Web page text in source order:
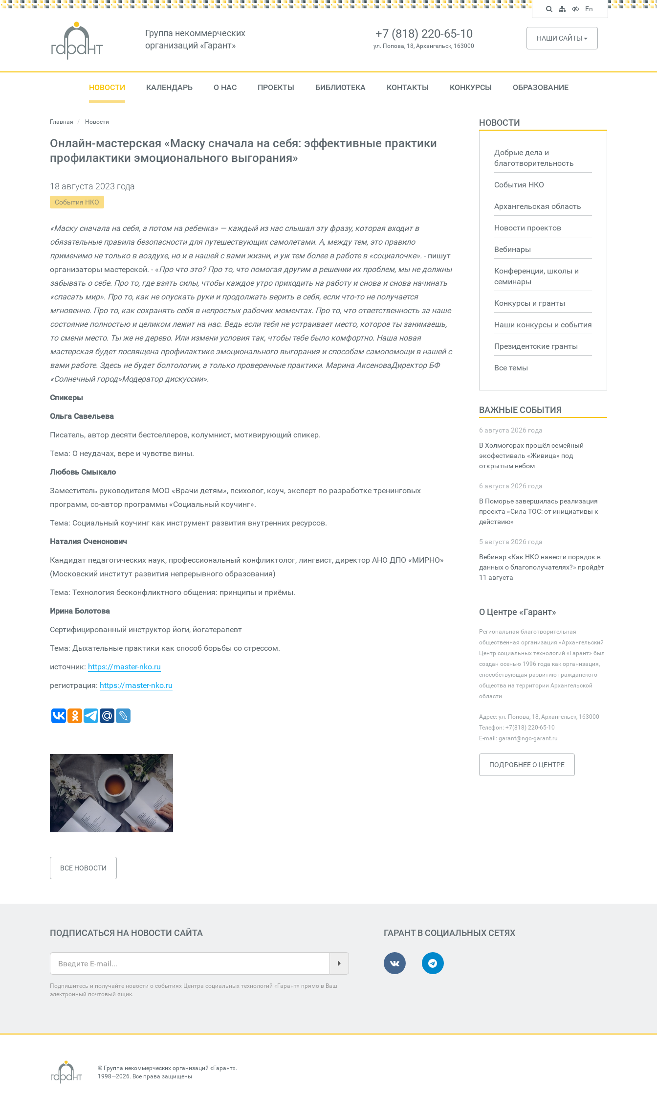
Группа некоммерческих
организаций «Гарант»
+7 (818) 220-65-10
ул. Попова, 18, Архангельск, 163000
НАШИ САЙТЫ
НОВОСТИ КАЛЕНДАРЬ О НАС ПРОЕКТЫ БИБЛИОТЕКА КОНТАКТЫ КОНКУРСЫ ОБРАЗОВАНИЕ
Главная Новости
Онлайн-мастерская «Маску сначала на себя: эффективные практики
профилактики эмоционального выгорания»
18 августа 2023 года
События НКО
«Маску сначала на себя, а потом на ребенка» — каждый из нас слышал эту фразу, которая входит в
обязательные правила безопасности для путешествующих самолетами. А, между тем, это правило
применимо не только в воздухе, но и в нашей с вами жизни, и уж тем более в работе в «социалочке». - пишут
организаторы мастерской. - «Про что это? Про то, что помогая другим в решении их проблем, мы не должны
забывать о себе. Про то, где взять силы, чтобы каждое утро приходить на работу и снова и снова начинать
«спасать мир». Про то, как не опускать руки и продолжать верить в себя, если что-то не получается
мгновенно. Про то, как сохранять себя в непростых рабочих моментах. Про то, что ответственность за наше
состояние полностью и целиком лежит на нас. Ведь если тебя не устраивает место, которое ты занимаешь,
то смени место. Ты же не дерево. Или измени условия так, чтобы тебе было комфортно. Наша новая
мастерская будет посвящена профилактике эмоционального выгорания и способам самопомощи в нашей с
вами работе. Здесь не будет болтологии, а только проверенные практики. Марина АксеноваДиректор БФ
«Солнечный город»Модератор дискуссии».
Спикеры
Ольга Савельева
Писатель, автор десяти бестселлеров, колумнист, мотивирующий спикер.
Тема: О неудачах, вере и чувстве вины.
Любовь Смыкало
Заместитель руководителя МОО «Врачи детям», психолог, коуч, эксперт по разработке тренинговых
программ, со-автор программы «Социальный коучинг».
Тема: Социальный коучинг как инструмент развития внутренних ресурсов.
Наталия Сченснович
Кандидат педагогических наук, профессиональный конфликтолог, лингвист, директор АНО ДПО «МИРНО»
(Московский институт развития непрерывного образования)
Тема: Технология бесконфликтного общения: принципы и приёмы.
Ирина Болотова
Сертифицированный инструктор йоги, йогатерапевт
Тема: Дыхательные практики как способ борьбы со стрессом.
источник: https://master-nko.ru
регистрация: https://master-nko.ru
ВСЕ НОВОСТИ
НОВОСТИ
Добрые дела и
благотворительность
События НКО
Архангельская область
Новости проектов
Вебинары
Конференции, школы и
семинары
Конкурсы и гранты
Наши конкурсы и события
Президентские гранты
Все темы
ВАЖНЫЕ СОБЫТИЯ
6 августа 2026 года
В Холмогорах прошёл семейный
экофестиваль «Живица» под
открытым небом
6 августа 2026 года
В Поморье завершилась реализация
проекта «Сила ТОС: от инициативы к
действию»
5 августа 2026 года
Вебинар «Как НКО навести порядок в
данных о благополучателях?» пройдёт
11 августа
О Центре «Гарант»
Региональная благотворительная
общественная организация «Архангельский
Центр социальных технологий «Гарант» был
создан осенью 1996 года как организация,
способствующая развитию гражданского
общества на территории Архангельской
области
Адрес: ул. Попова, 18, Архангельск, 163000
Телефон: +7(818) 220-65-10
E-mail: garant@ngo-garant.ru
ПОДРОБНЕЕ О ЦЕНТРЕ
ПОДПИСАТЬСЯ НА НОВОСТИ САЙТА
Подпишитесь и получайте новости о событиях Центра социальных технологий «Гарант» прямо в Ваш
электронный почтовый ящик.
ГАРАНТ В СОЦИАЛЬНЫХ СЕТЯХ
© Группа некоммерческих организаций «Гарант».
1998—2026. Все права защищены
Поиск
по
сайту
Карта
сайта
Версия
для
слабовидящих
En
English